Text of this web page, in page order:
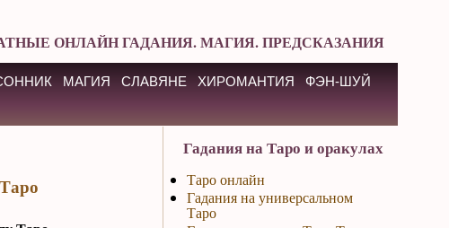
ОНЛАЙН ГАДАНИЯ. МАГИЯ. ПРЕДСКАЗАНИЯ
МАГИЯ СЛАВЯНЕ ХИРОМАНТИЯ
ФЭН-ШУЙ
Гадания на Таро и оракулах
Таро онлайн
Гадания на универсальном
Таро